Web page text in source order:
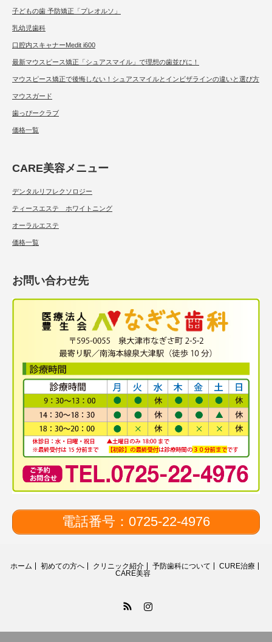
子どもの歯 予防矯正「プレオルソ」
乳幼児歯科
口腔内スキャナーMedit i600
最新マウスピース矯正「シュアスマイル」で理想の歯並びに！
マウスピース矯正で後悔しない！シュアスマイルとインビザラインの違いと選び方
マウスガード
歯っぴークラブ
価格一覧
CARE美容メニュー
デンタルリフレクソロジー
ティースエステ ホワイトニング
オーラルエステ
価格一覧
お問い合わせ先
電話番号：0725-22-4976
ホーム 初めての方へ クリニック紹介 予防歯科について
CURE治療
CARE美容